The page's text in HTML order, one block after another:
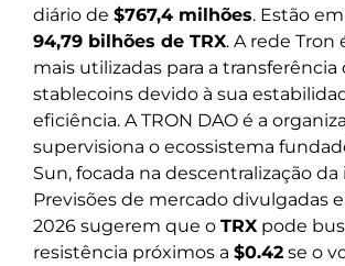
diário de $767,4 milhões. Estão
94,79 bilhões de TRX. A rede Tron
mais utilizadas para a transferência
stablecoins devido à sua
eficiência. A TRON DAO é a
supervisiona o ecossistema
Sun, focada na descentralização
Previsões de mercado divulgadas
2026 sugerem que o TRX pode
resistência próximos a $0.42 se o